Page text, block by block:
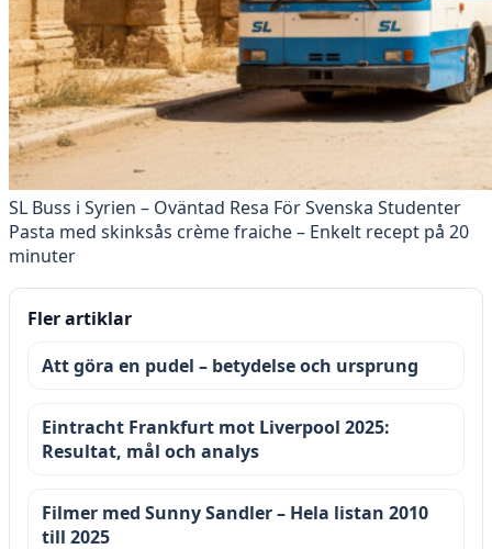
SL Buss i Syrien – Oväntad Resa För Svenska Studenter
Pasta med skinksås crème fraiche – Enkelt recept på 20
minuter
Fler artiklar
Att göra en pudel – betydelse och ursprung
Eintracht Frankfurt mot Liverpool 2025:
Resultat, mål och analys
Filmer med Sunny Sandler – Hela listan 2010
till 2025